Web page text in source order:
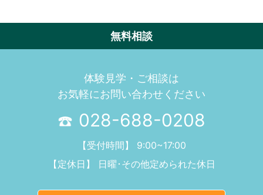
無料相談
体験見学・ご相談は
お気軽にお問い合わせください
028-688-0208
【受付時間】 9:00~17:00
【定休日】 日曜･その他定められた休日